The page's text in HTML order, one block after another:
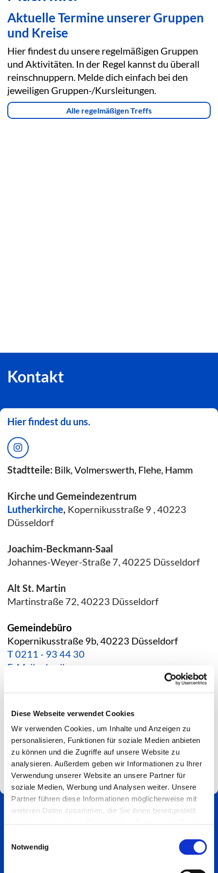
Diese Webseite verwendet Cookies
Wir verwenden Cookies, um Inhalte und Anzeigen zu
personalisieren, Funktionen für soziale Medien anbieten
zu können und die Zugriffe auf unsere Website zu
analysieren. Außerdem geben wir Informationen zu Ihrer
Verwendung unserer Website an unsere Partner für
soziale Medien, Werbung und Analysen weiter. Unsere
Partner führen diese Informationen möglicherweise mit
weiteren Daten zusammen, die Sie ihnen bereitgestellt
Notwendig
Aktuelle Termine unserer Gruppen
und Kreise
Hier findest du unsere regelmäßigen Gruppen
und Aktivitäten. In der Regel kannst du überall
reinschnuppern. Melde dich einfach bei den
jeweiligen Gruppen-/Kursleitungen.
Alle regelmäßigen Treffs
Kontakt
Hier findest du uns.
Stadtteile: Bilk, Volmerswerth, Flehe, Hamm
Kirche und Gemeindezentrum
Lutherkirche, Kopernikusstraße 9 , 40223
Düsseldorf
Joachim-Beckmann-Saal
Johannes-Weyer-Straße 7, 40225 Düsseldorf
Alt St. Martin
Martinstraße 72, 40223 Düsseldorf
Gemeindebüro
Kopernikusstraße 9b, 40223 Düsseldorf
T0211 - 93 44 30
E-Mail schreiben
*Aktuelle Hinweise zur Erreichbarkeit findest du
hier*
Spendenkonto
Impressum